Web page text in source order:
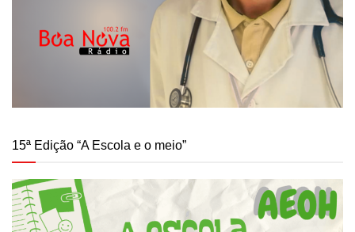
15ª Edição “A Escola e o meio”